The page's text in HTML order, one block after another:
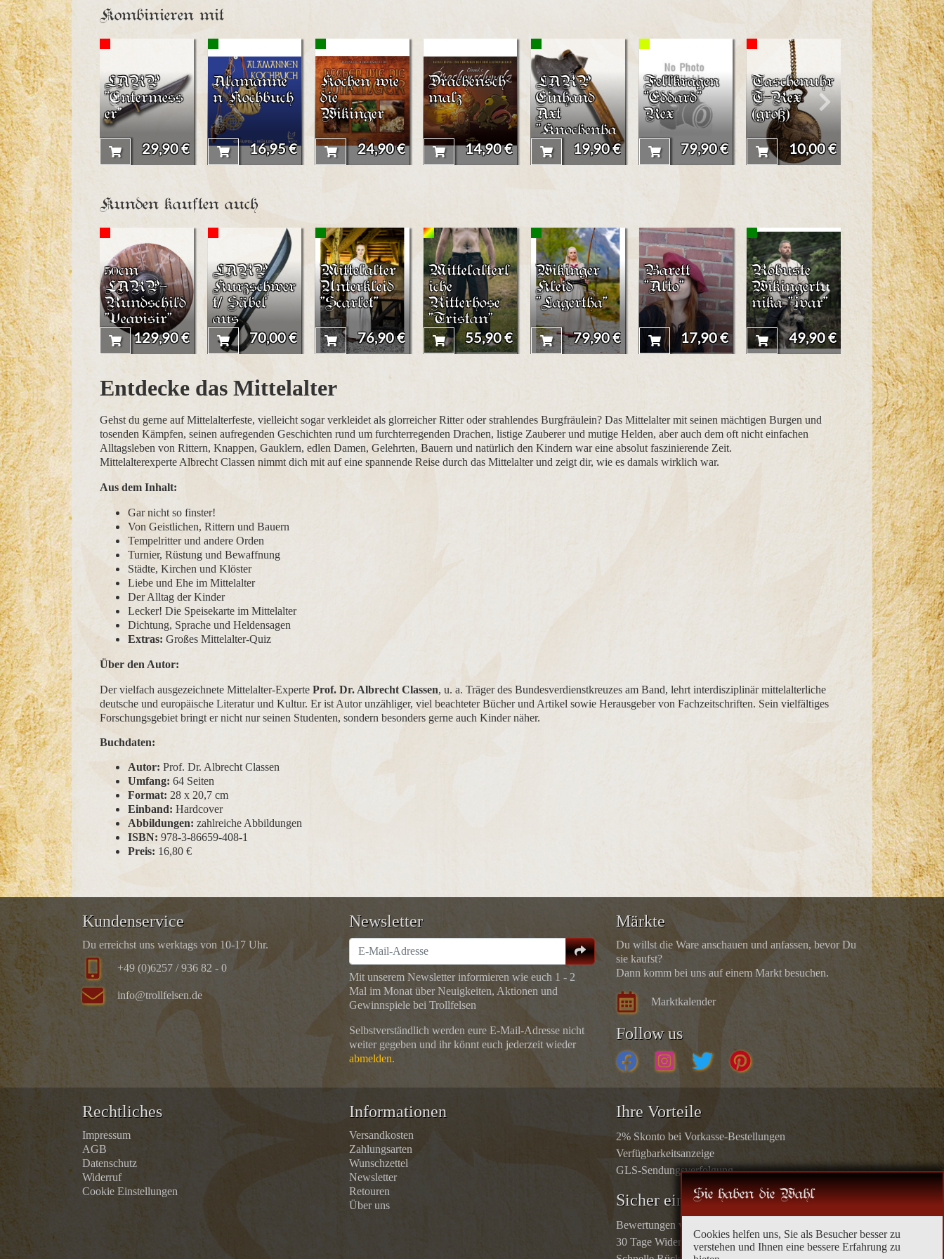
Kombinieren mit
LARP
"Entermess
er"
29,90 €
Alamanne
n Kochbuch
16,95 €
Kochen wie
die
Wikinger
24,90 €
Drachensch
malz
14,90 €
LARP
Einhand
Axt
"Knochenha
cker"
19,90 €
Fellkragen
"Eddard"
Rex
79,90 €
Taschenuhr
T-Rex
(groß)
10,00 €
LARP
Münzen
"Barbaren"
1,49 €
Kunden kauften auch
50cm
LARP-
Rundschild
"Vegvisir"
129,90 €
LARP
Kurzschwer
t/ Säbel
aus
Schaumstof
f mit
70,00 €
Mittelalter
Unterkleid
"Scarlet"
76,90 €
Mittelalterl
iche
Ritterhose
"Tristan"
55,90 €
Wikinger
Kleid
"Lagertha"
79,90 €
Barett
"Alto"
17,90 €
Robuste
Wikingertu
nika "Ivar"
49,90 €
Waldläufer
Tunika
"Aldon"
44,90 €
Entdecke das Mittelalter
Gehst du gerne auf Mittelalterfeste, vielleicht sogar verkleidet als glorreicher Ritter oder strahlendes Burgfräulein? Das Mittelalter mit seinen mächtigen Burgen und
tosenden Kämpfen, seinen aufregenden Geschichten rund um furchterregenden Drachen, listige Zauberer und mutige Helden, aber auch dem oft nicht einfachen
Alltagsleben von Rittern, Knappen, Gauklern, edlen Damen, Gelehrten, Bauern und natürlich den Kindern war eine absolut faszinierende Zeit.
Mittelalterexperte Albrecht Classen nimmt dich mit auf eine spannende Reise durch das Mittelalter und zeigt dir, wie es damals wirklich war.
Aus dem Inhalt:
Gar nicht so finster!
Von Geistlichen, Rittern und Bauern
Tempelritter und andere Orden
Turnier, Rüstung und Bewaffnung
Städte, Kirchen und Klöster
Liebe und Ehe im Mittelalter
Der Alltag der Kinder
Lecker! Die Speisekarte im Mittelalter
Dichtung, Sprache und Heldensagen
Extras: Großes Mittelalter-Quiz
Über den Autor:
Der vielfach ausgezeichnete Mittelalter-Experte Prof. Dr. Albrecht Classen, u. a. Träger des Bundesverdienstkreuzes am Band, lehrt interdisziplinär mittelalterliche
deutsche und europäische Literatur und Kultur. Er ist Autor unzähliger, viel beachteter Bücher und Artikel sowie Herausgeber von Fachzeitschriften. Sein vielfältiges
Forschungsgebiet bringt er nicht nur seinen Studenten, sondern besonders gerne auch Kinder näher.
Buchdaten:
Autor: Prof. Dr. Albrecht Classen
Umfang: 64 Seiten
Format: 28 x 20,7 cm
Einband: Hardcover
Abbildungen: zahlreiche Abbildungen
ISBN: 978-3-86659-408-1
Preis: 16,80 €
Kundenservice
Du erreichst uns werktags von 10-17 Uhr.
+49 (0)6257 / 936 82 - 0
info@trollfelsen.de
Newsletter
Mit unserem Newsletter informieren wie euch 1 - 2
Mal im Monat über Neuigkeiten, Aktionen und
Gewinnspiele bei Trollfelsen
Selbstverständlich werden eure E-Mail-Adresse nicht
weiter gegeben und ihr könnt euch jederzeit wieder
abmelden.
Märkte
Du willst die Ware anschauen und anfassen, bevor Du
sie kaufst?
Dann komm bei uns auf einem Markt besuchen.
Marktkalender
Follow us
Rechtliches
Impressum
AGB
Datenschutz
Widerruf
Cookie Einstellungen
Informationen
Versandkosten
Zahlungsarten
Wunschzettel
Newsletter
Retouren
Über uns
Ihre Vorteile
2% Skonto bei Vorkasse-Bestellungen
Verfügbarkeitsanzeige
GLS-Sendungsverfolgung
Sicher einkaufen
Bewertungen von echten Kunden
30 Tage Widerrufsrecht
Sie haben die Wahl
Cookies helfen uns, Sie als Besucher besser zu
verstehen und Ihnen eine bessere Erfahrung zu